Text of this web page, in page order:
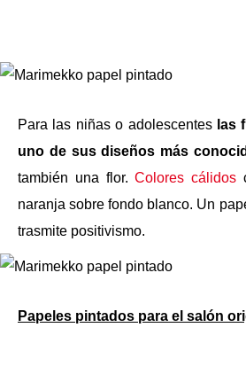
Para las niñas o adolescentes las
uno de sus diseños más
también una flor.Colores cálidos
naranja sobre fondo blanco. Un
trasmite positivismo.
Papeles pintados para el salón